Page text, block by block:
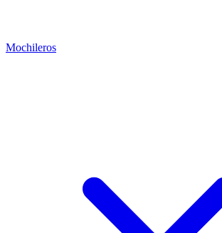
Mochileros